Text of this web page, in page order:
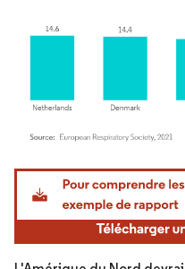
Image © Mordor Intelligence. La